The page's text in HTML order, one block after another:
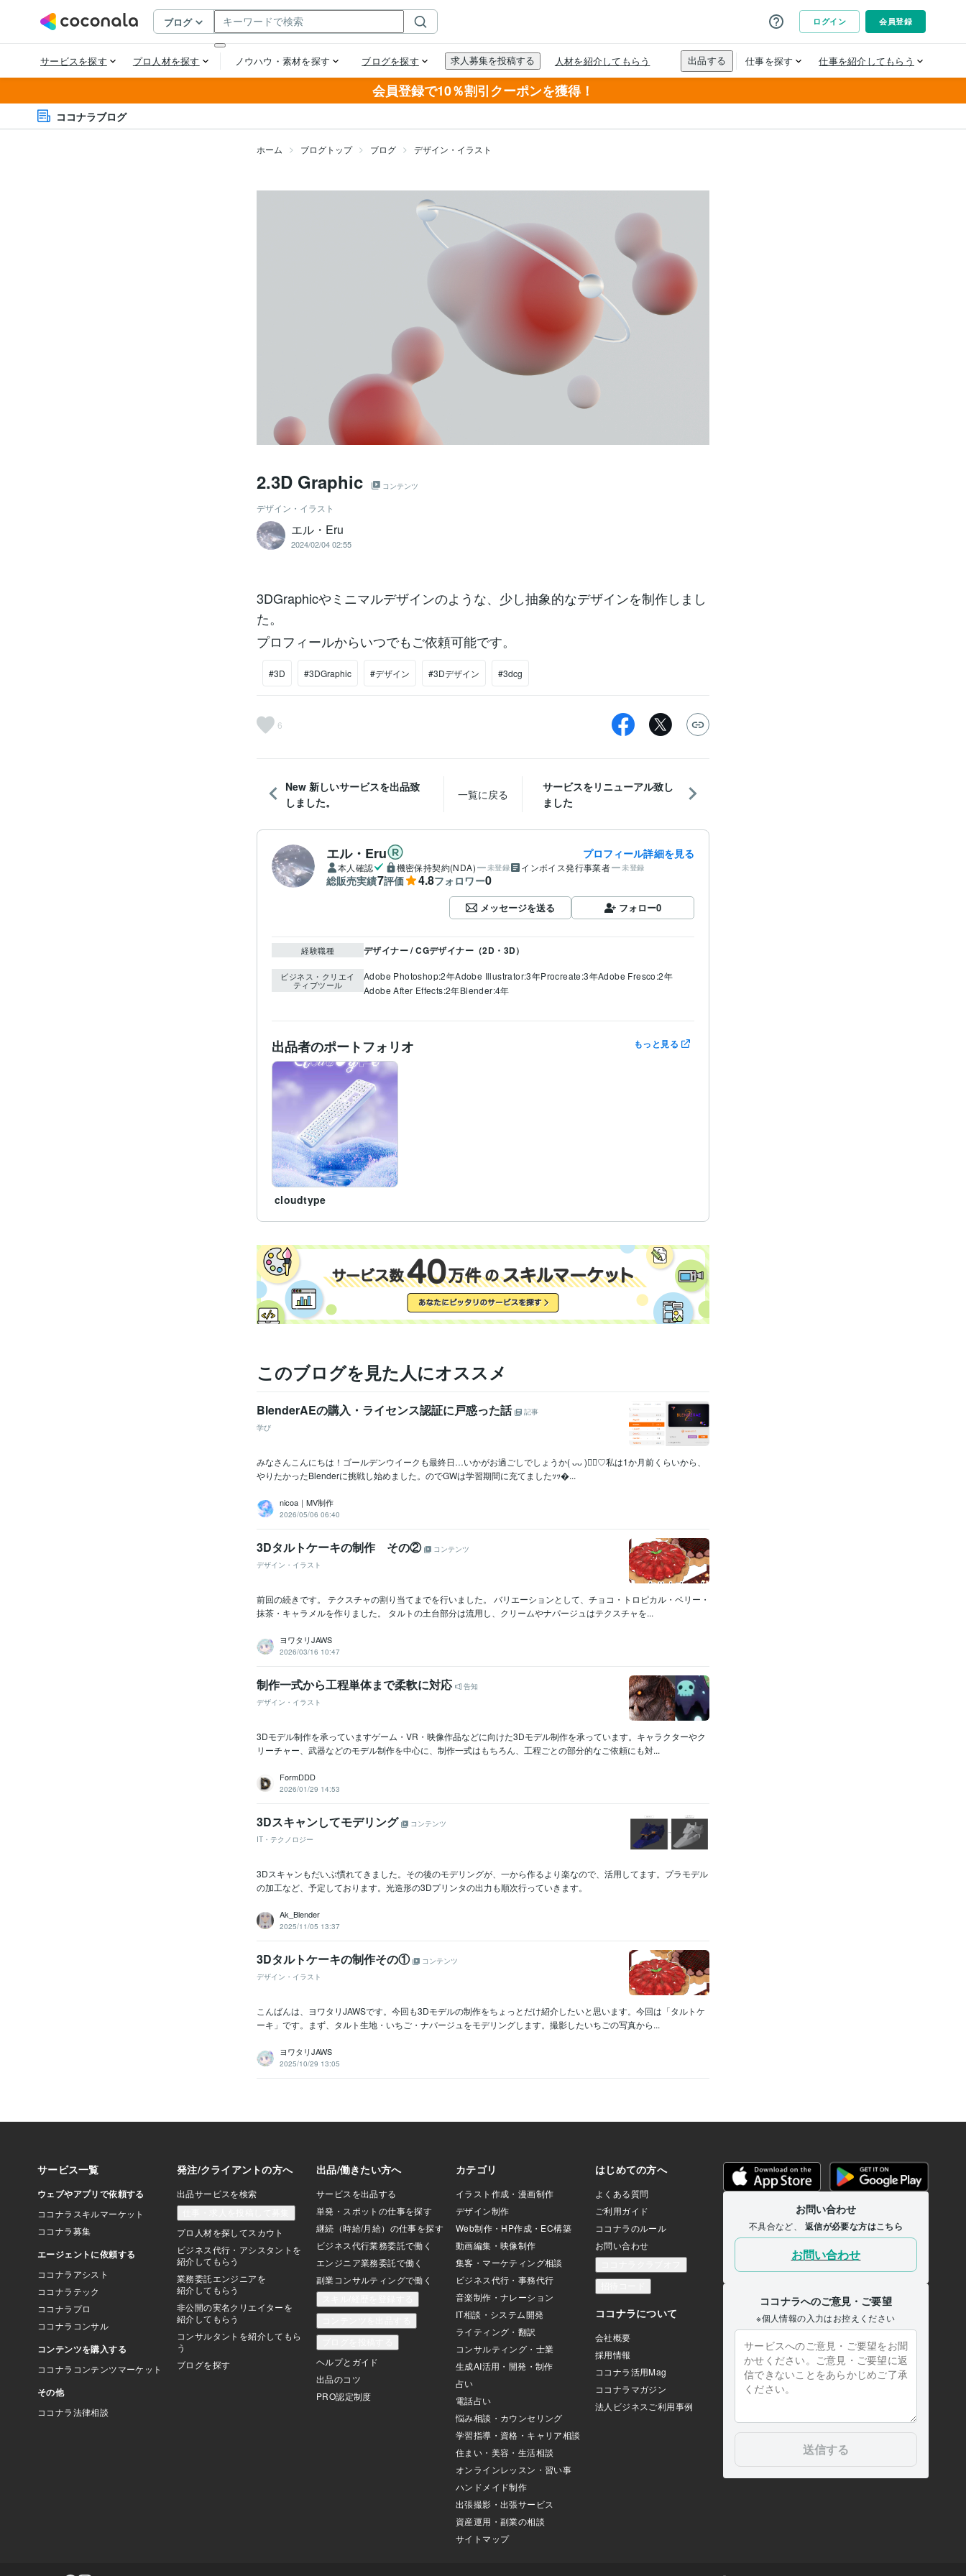
会員登録で10％割引クーポンを獲得！
ココナラブログ
ホーム ブログトップ ブログ デザイン・イラスト
2.3D Graphic コンテンツ
デザイン・イラスト
エル・Eru
2024/02/04 02:55
3DGraphicやミニマルデザインのような、少し抽象的なデザインを制作しまし
た。
プロフィールからいつでもご依頼可能です。
#3D #3DGraphic #デザイン #3Dデザイン #3dcg
6
New 新しいサービスを出品致
しました。
一覧に戻る
サービスをリニューアル致し
ました
エル・Eru プロフィール詳細を見る
本人確認 機密保持契約(NDA) 未登録 インボイス発行事業者 未登録
総販売実績7評価 4.8フォロワー0
メッセージを送る フォロー0
経験職種 デザイナー / CGデザイナー（2D・3D）
ビジネス・クリエイ
ティブツール
Adobe Photoshop:2年Adobe Illustrator:3年Procreate:3年Adobe Fresco:2年
Adobe After Effects:2年Blender:4年
出品者のポートフォリオ もっと見る
cloudtype
このブログを見た人にオススメ
BlenderAEの購入・ライセンス認証に戸惑った話
記事
学び
みなさんこんにちは！ゴールデンウイークも最終日…いかがお過ごしでしょうか( ᴗᴗ )👍🏻♡私は1か月前くらいから、
やりたかったBlenderに挑戦し始めました。のでGWは学習期間に充てましたｯｯ...
nicoa｜MV制作
2026/05/06 06:40
3Dタルトケーキの制作 その②
コンテンツ
デザイン・イラスト
前回の続きです。 テクスチャの割り当てまでを行いました。 バリエーションとして、チョコ・トロピカル・ベリー・
抹茶・キャラメルを作りました。 タルトの土台部分は流用し、クリームやナパージュはテクスチャを...
ヨワタリJAWS
2026/03/16 10:47
制作一式から工程単体まで柔軟に対応
告知
デザイン・イラスト
3Dモデル制作を承っていますゲーム・VR・映像作品などに向けた3Dモデル制作を承っています。キャラクターやク
リーチャー、武器などのモデル制作を中心に、制作一式はもちろん、工程ごとの部分的なご依頼にも対...
FormDDD
2026/01/29 14:53
3Dスキャンしてモデリング
コンテンツ
IT・テクノロジー
3Dスキャンもだいぶ慣れてきました。その後のモデリングが、一から作るより楽なので、活用してます。プラモデル
の加工など、予定しております。光造形の3Dプリンタの出力も順次行っていきます。
Ak_Blender
2025/11/05 13:37
3Dタルトケーキの制作その①
コンテンツ
デザイン・イラスト
こんばんは、ヨワタリJAWSです。今回も3Dモデルの制作をちょっとだけ紹介したいと思います。今回は「タルトケ
ーキ」です。まず、タルト生地・いちご・ナパージュをモデリングします。撮影したいちごの写真から...
ヨワタリJAWS
2025/10/29 13:05